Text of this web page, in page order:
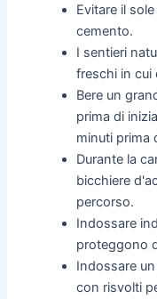
Evitare il
cemento.
I sentieri
freschi in cui
Bere un
prima di
minuti prima
Durante la
bicchiere
percorso.
Indossare
proteggono
Indossare
con risvolti